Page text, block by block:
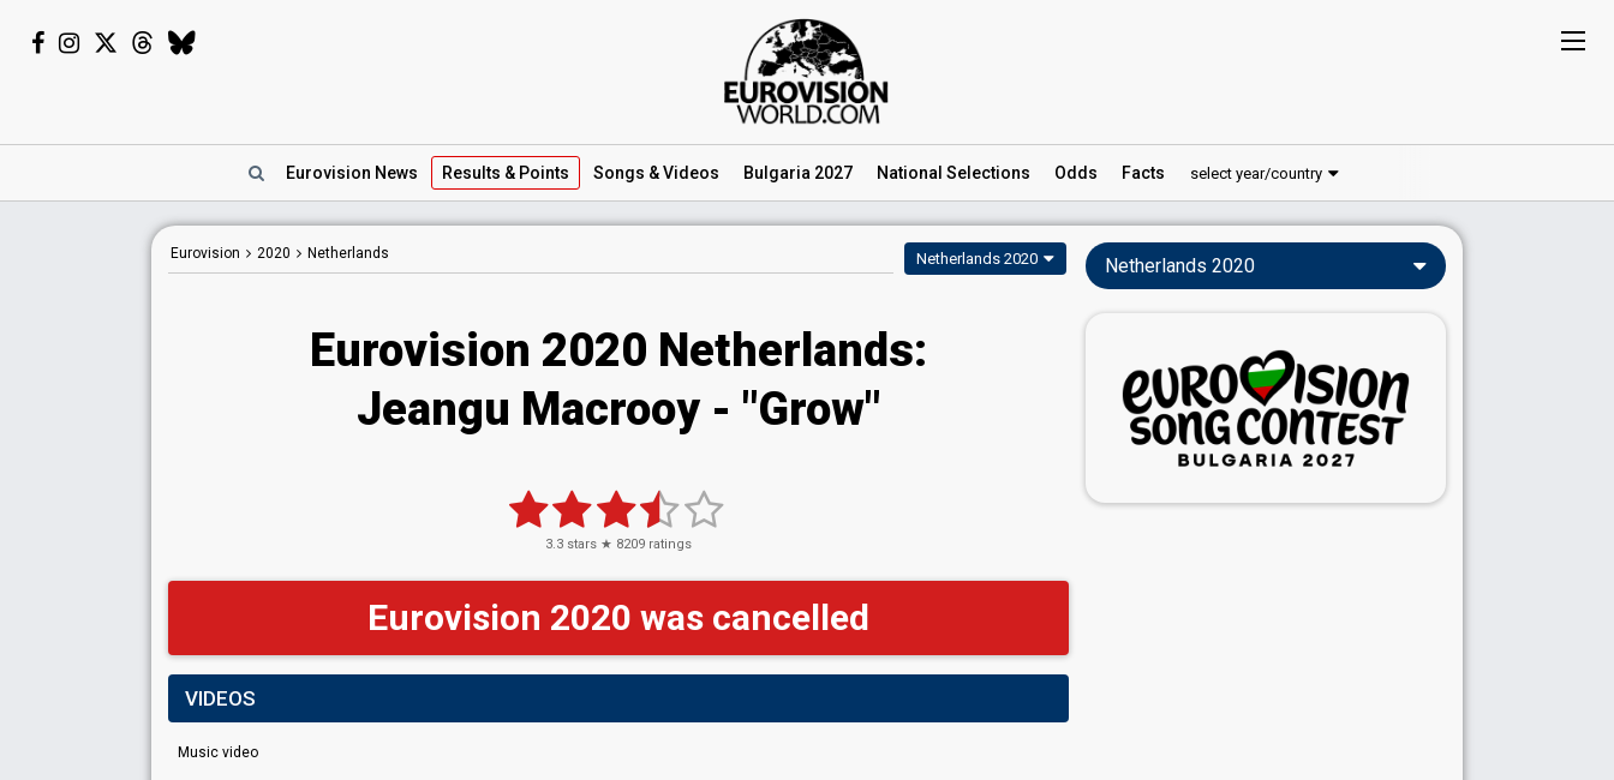
Eurovision News Results & Points Songs & Videos Bulgaria 2027 National Selections Odds Facts select year/country
Eurovision 2020 Netherlands Netherlands 2020
Eurovision 2020 Netherlands:
Jeangu Macrooy - "Grow"
3.3 stars ★ 8209 ratings
Eurovision 2020 was cancelled
VIDEOS
Music video
Netherlands 2020